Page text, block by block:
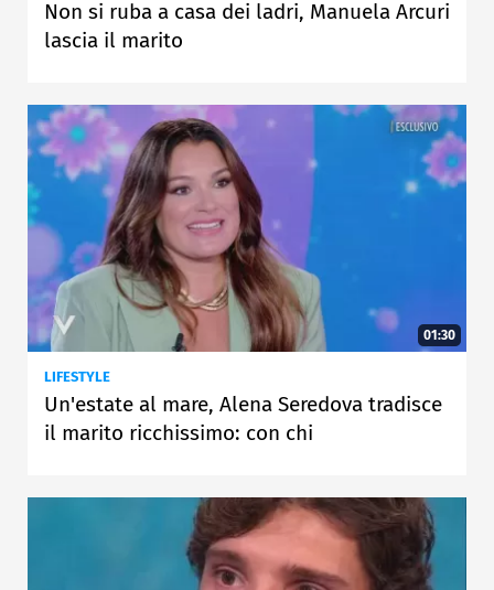
Non si ruba a casa dei ladri, Manuela Arcuri
lascia il marito
01:30
LIFESTYLE
Un'estate al mare, Alena Seredova tradisce
il marito ricchissimo: con chi